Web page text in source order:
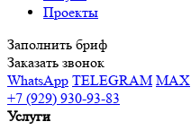
Проекты
Заполнить бриф
Заказать звонок
WhatsApp TELEGRAM MAX
+7 (929) 930-93-83
Услуги